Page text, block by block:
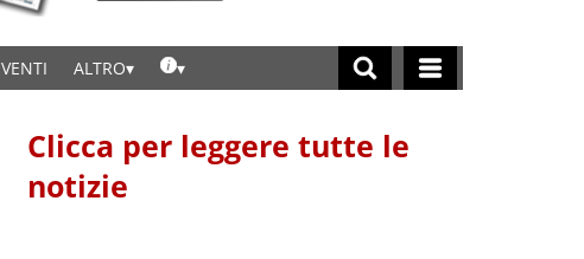
ALTRO
Clicca per leggere tutte le
notizie